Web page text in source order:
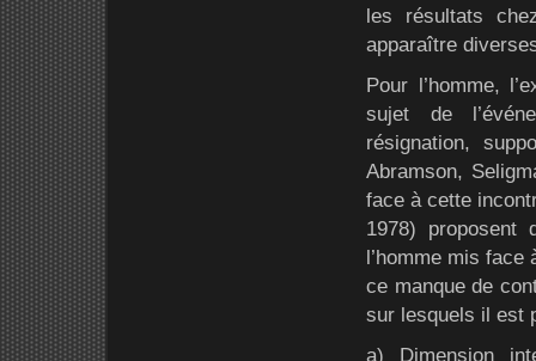
les résultats
apparaître
Pour l’homme,
sujet de
résignation,
Abramson,
face à cette
1978) proposent
l’homme mis
ce manque de
sur lesquels il est
a) Dimension